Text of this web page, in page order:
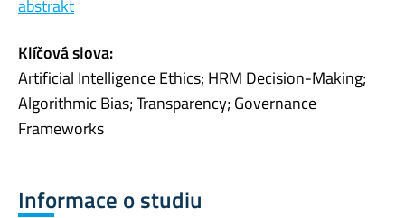
abstrakt
Klíčová slova:
Artificial Intelligence Ethics; HRM Decision-Making;
Algorithmic Bias; Transparency; Governance
Frameworks
Informace o studiu